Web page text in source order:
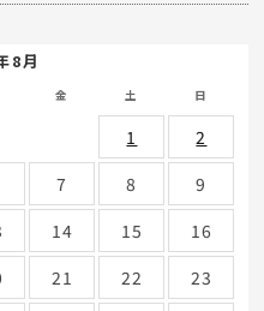
8月
金 土 日
1
2
7 8
9
14 15
16
21 22 23